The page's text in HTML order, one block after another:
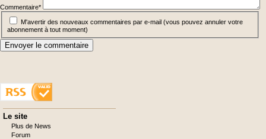
Commentaire*
M'avertir des nouveaux commentaires par e-mail (vous pouvez annuler votre
abonnement à tout moment)
Envoyer le commentaire
Aller
au
contenu
Le site
Plus de News
Forum